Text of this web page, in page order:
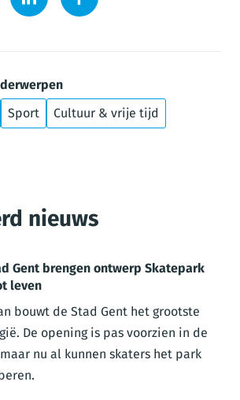
Sport Cultuur & vrije tijd
nieuws
Gent brengen ontwerp Skatepark
leven
bouwt de Stad Gent het grootste
De opening is pas voorzien in de
nu al kunnen skaters het park